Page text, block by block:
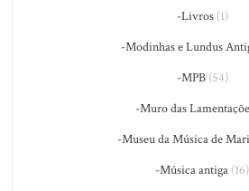
-Livros(1)
-Modinhas e Lundus
-MPB(54)
-Muro das
-Museu da Música de
-Música antiga (16)